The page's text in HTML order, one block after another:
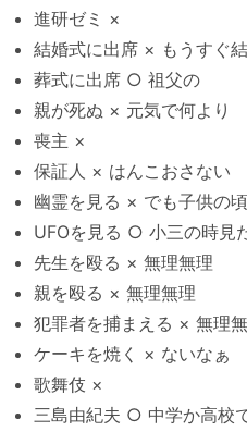
進研ゼミ ×
結婚式に出席 × もうすぐ
葬式に出席 ○ 祖父の
親が死ぬ × 元気で何より
喪主 ×
保証人 × はんこおさない
幽霊を見る × でも子供の
UFOを見る ○ 小三の時見
先生を殴る × 無理無理
親を殴る × 無理無理
犯罪者を捕まえる × 無理
ケーキを焼く × ないなぁ
歌舞伎 ×
三島由紀夫 ○ 中学か高校